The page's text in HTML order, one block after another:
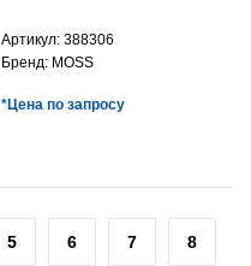
Артикул: 388306
Бренд: MOSS
*Цена по запросу
5 6 7 8